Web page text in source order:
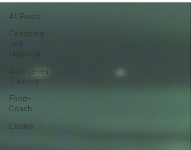
All Posts
Coaching
und
Autogenes
Training
Food-
Coach
Essays